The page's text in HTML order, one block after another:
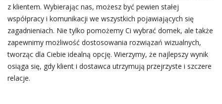
z klientem. Wybierając nas, możesz być pewien stałej
współpracy i komunikacji we wszystkich pojawiających się
zagadnieniach. Nie tylko pomożemy Ci wybrać domek, ale także
zapewnimy możliwość dostosowania rozwiązań wizualnych,
tworząc dla Ciebie idealną opcję. Wierzymy, że najlepszy wynik
osiąga się, gdy klient i dostawca utrzymują przejrzyste i szczere
relacje.